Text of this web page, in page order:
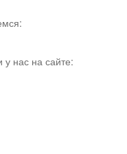
нас на сайте: